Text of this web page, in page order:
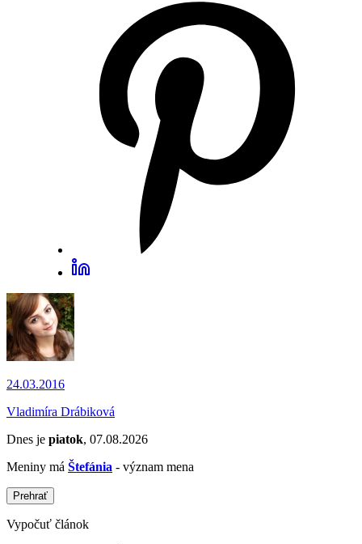
24.03.2016
Vladimíra Drábiková
Dnes je piatok, 07.08.2026
Meniny má Štefánia - význam mena
Prehrať
Vypočuť článok